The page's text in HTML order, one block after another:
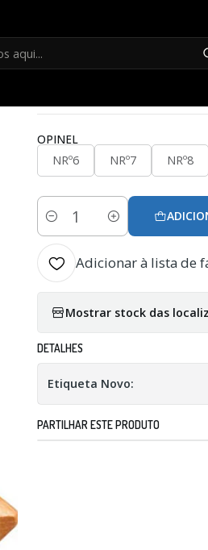
|
OPINEL
NRº6
NRº7 NRº8
Quantidade
Adicionar à lista de
Mostrar stock das
DETALHES
Etiqueta Novo:
PARTILHAR ESTE PRODUTO